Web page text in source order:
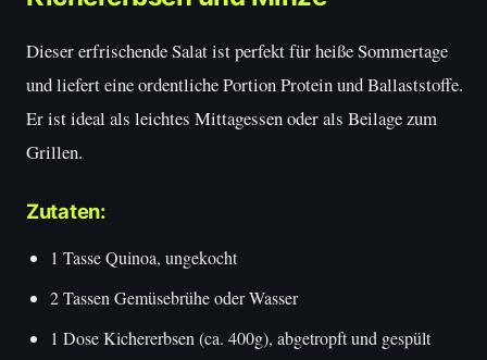
Dieser erfrischende Salat ist perfekt für heiße Sommertage
und liefert eine ordentliche Portion Protein und Ballaststoffe.
Er ist ideal als leichtes Mittagessen oder als Beilage zum
Grillen.
Zutaten:
1 Tasse Quinoa, ungekocht
2 Tassen Gemüsebrühe oder Wasser
1 Dose Kichererbsen (ca. 400g), abgetropft und gespült